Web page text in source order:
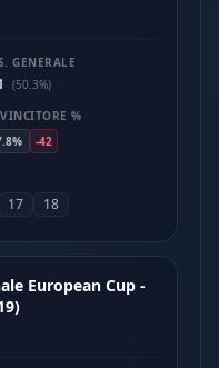
GENERALE
(50.3%)
%
-42
17 18
European Cup -